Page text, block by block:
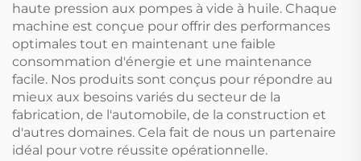
haute pression aux pompes à vide à huile. Chaque
machine est conçue pour offrir des performances
optimales tout en maintenant une faible
consommation d'énergie et une maintenance
facile. Nos produits sont conçus pour répondre au
mieux aux besoins variés du secteur de la
fabrication, de l'automobile, de la construction et
d'autres domaines. Cela fait de nous un partenaire
idéal pour votre réussite opérationnelle.